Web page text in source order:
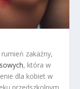
zakaźny,
, która w
dla kobiet w
przedszkolnym